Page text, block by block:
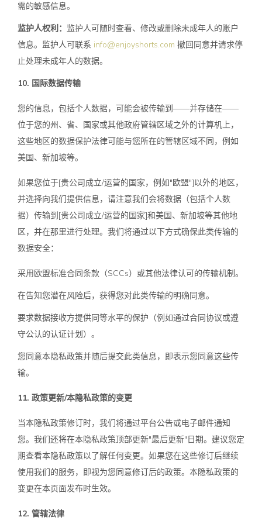
需的敏感信息。
监护人权利： 监护人可随时查看、修改或删除未成年人的账户
信息。监护人可联系 info@enjoyshorts.com 撤回同意并请求停
止处理未成年人的数据。
10. 国际数据传输
您的信息，包括个人数据，可能会被传输到——并存储在——
位于您的州、省、国家或其他政府管辖区域之外的计算机上，
这些地区的数据保护法律可能与您所在的管辖区域不同，例如
美国、新加坡等。
如果您位于[贵公司成立/运营的国家，例如"欧盟"]以外的地区，
并选择向我们提供信息，请注意我们会将数据（包括个人数
据）传输到[贵公司成立/运营的国家]和美国、新加坡等其他地
区，并在那里进行处理。我们将通过以下方式确保此类传输的
数据安全：
采用欧盟标准合同条款（SCCs）或其他法律认可的传输机制。
在告知您潜在风险后，获得您对此类传输的明确同意。
要求数据接收方提供同等水平的保护（例如通过合同协议或遵
守公认的认证计划）。
您同意本隐私政策并随后提交此类信息，即表示您同意这些传
输。
11. 政策更新/本隐私政策的变更
当本隐私政策修订时，我们将通过平台公告或电子邮件通知
您。我们还将在本隐私政策顶部更新"最后更新"日期。建议您定
期查看本隐私政策以了解任何变更。如果您在这些修订后继续
使用我们的服务，即视为您同意修订后的政策。本隐私政策的
变更在本页面发布时生效。
12. 管辖法律